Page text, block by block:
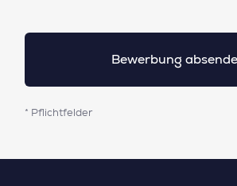
* Pflichtfelder